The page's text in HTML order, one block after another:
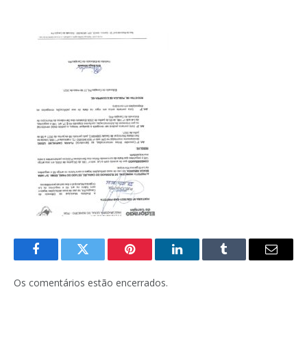
FacebookTwitter Pinterest LinkedInTumblr
E-
Os comentários estão encerrados.